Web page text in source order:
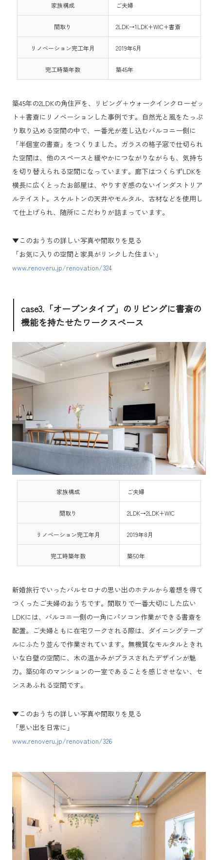
家族構成 ご夫婦
間取り 2LDK→1LDK+WIC+書斎
リノベーション完工年月 2019年6月
完工時築年数 築45年
築45年の2LDKの角住戸を、リビング＋ウォークインクローゼッ
ト＋書斎にリノベーションした事例です。自然光と風をたっぷ
り取り込める空間の中で、一番光が差し込むバルコニー側に
「半個室の書斎」をつくりました。ガラスの格子窓で仕切られ
た空間は、他のスペースと緩やかにつながりながらも、気持ち
を切り替えられる空間になっています。廊下はつくらずLDKを
横長に広くとったお部屋は、やりすぎ感のないインダストリア
ルテイスト。スケルトンの天井やモルタル、古材などを使用し
て仕上げられ、随所にこだわりが詰まっています。
▼このおうちの詳しい写真や間取りを見る
「お気に入りの空間と家具がリンクした住まい」
www.renoveru.jp/renovation/324
case3.「オープンタイプ」のリビングに書斎の
機能を持たせたワークスペース
家族構成 ご夫婦
間取り 2LDK→2LDK+WIC
リノベーション完工年月 2019年8月
完工時築年数 築50年
新婚旅行でいったバルセロナの思い出のホテルから着想を得て
つくったご夫婦のおうちです。間取りで一番大切にした広い
LDKには、バルコニー側の一角にパソコン作業ができる書斎を
配置。ご夫婦ともに在宅ワークされる際は、ダイニングテーブ
ルにふたり並んで作業されています。無機質なモルタルときれ
いな白壁の空間に、木の温かみがプラスされたデザインが魅
力。築50年のマンションの一室であることを感じさせない、セ
ンスあふれる空間です。
▼このおうちの詳しい写真や間取りを見る
「思い出を日常に」
www.renoveru.jp/renovation/326